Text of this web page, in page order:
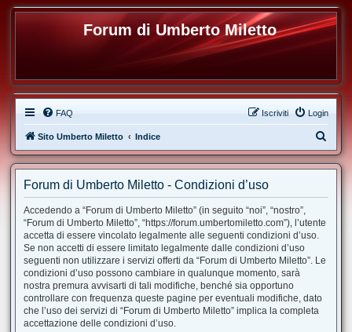
Forum di Umberto Miletto
FAQ Login
Iscriviti
Sito Umberto Miletto Indice
e
Forum di Umberto Miletto - Condizioni d’uso
Accedendo a “Forum di Umberto Miletto” (in seguito “noi”, “nostro”,
“Forum di Umberto Miletto”, “https://forum.umbertomiletto.com”), l’utente
accetta di essere vincolato legalmente alle seguenti condizioni d’uso.
Se non accetti di essere limitato legalmente dalle condizioni d’uso
seguenti non utilizzare i servizi offerti da “Forum di Umberto Miletto”. Le
condizioni d’uso possono cambiare in qualunque momento, sarà
nostra premura avvisarti di tali modifiche, benché sia opportuno
controllare con frequenza queste pagine per eventuali modifiche, dato
che l’uso dei servizi di “Forum di Umberto Miletto” implica la completa
accettazione delle condizioni d’uso.